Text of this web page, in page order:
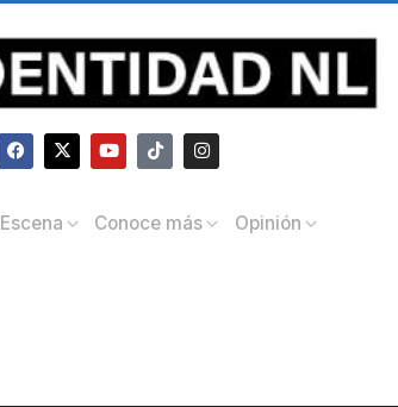
Escena Conoce más Opinión